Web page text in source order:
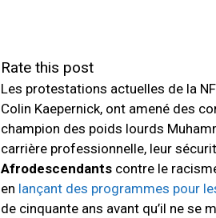
Rate this post
Les protestations actuelles de la
Colin Kaepernick, ont amené des
champion des poids lourds
carrière professionnelle, leur
Afrodescendants contre le
en lançant des programmes pour
de cinquante ans avant qu’il ne se